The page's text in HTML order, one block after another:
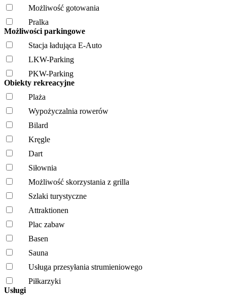
Możliwość gotowania
Pralka
Możliwości parkingowe
Stacja ładująca E-Auto
LKW-Parking
PKW-Parking
Obiekty rekreacyjne
Plaża
Wypożyczalnia rowerów
Bilard
Kręgle
Dart
Siłownia
Możliwość skorzystania z grilla
Szlaki turystyczne
Attraktionen
Plac zabaw
Basen
Sauna
Usługa przesyłania strumieniowego
Piłkarzyki
Usługi